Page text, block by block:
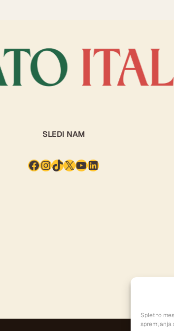
Spletno
SLEDI NAM
Facebook InstagramTikTok X YouTube LinkedIn